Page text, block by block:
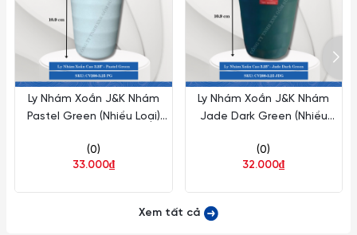
ngược lại) gây ra hiện tượng sốc nhiệt có thể làm nứt vỡ Ly.
– Với tất cả mọi loại đồ thủy tinh nói chung và ly cốc thủy
tinh Ocean nói riêng thì chanh hoặc dấm trắng (dấm ăn) là
những chất tẩy rửa thần kỳ, giúp ly cốc thủy tinh luôn trong và
sáng bóng như mới, đối với các loại lọ bình thuỷ tinh có cổ
bằng thép không gỉ để rửa chất cặn bã và vết bẩn nằm sâu
Ly Nhám Xoắn J&K Nhám
Pastel Green (Nhiều Loại)
(0)
33.000₫
Ly Nhám Xoắn J&K Nhám
Jade Dark Green (Nhiều
(0)
32.000₫
Xem tất cả